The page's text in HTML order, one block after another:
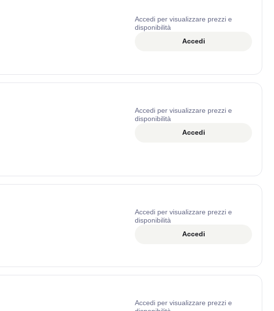
Accedi per visualizzare prezzi e
disponibilità
Accedi
Accedi per visualizzare prezzi e
disponibilità
Accedi
Accedi per visualizzare prezzi e
disponibilità
Accedi
Accedi per visualizzare prezzi e